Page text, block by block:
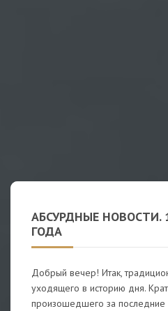
АБСУРДНЫЕ НОВОСТИ.
ГОДА
Добрый вечер! Итак,
уходящего в историю дня.
произошедшего за последние